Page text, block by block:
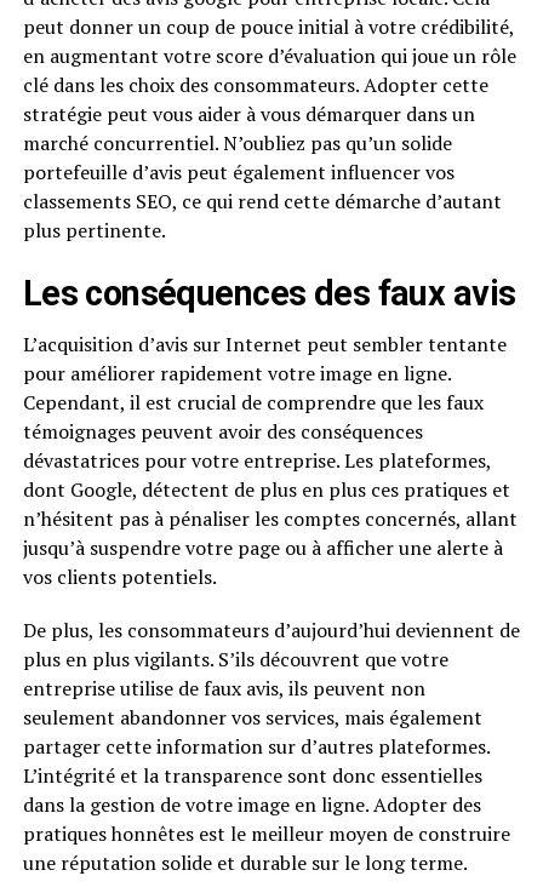
peut donner un coup de pouce initial à votre crédibilité,
en augmentant votre score d’évaluation qui joue un rôle
clé dans les choix des consommateurs. Adopter cette
stratégie peut vous aider à vous démarquer dans un
marché concurrentiel. N’oubliez pas qu’un solide
portefeuille d’avis peut également influencer vos
classements SEO, ce qui rend cette démarche d’autant
plus pertinente.
Les conséquences des faux avis
L’acquisition d’avis sur Internet peut sembler tentante
pour améliorer rapidement votre image en ligne.
Cependant, il est crucial de comprendre que les faux
témoignages peuvent avoir des conséquences
dévastatrices pour votre entreprise. Les plateformes,
dont Google, détectent de plus en plus ces pratiques et
n’hésitent pas à pénaliser les comptes concernés, allant
jusqu’à suspendre votre page ou à afficher une alerte à
vos clients potentiels.
De plus, les consommateurs d’aujourd’hui deviennent de
plus en plus vigilants. S’ils découvrent que votre
entreprise utilise de faux avis, ils peuvent non
seulement abandonner vos services, mais également
partager cette information sur d’autres plateformes.
L’intégrité et la transparence sont donc essentielles
dans la gestion de votre image en ligne. Adopter des
pratiques honnêtes est le meilleur moyen de construire
une réputation solide et durable sur le long terme.